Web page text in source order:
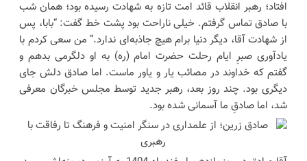
افتاد؛ رهبر انقلاب قائد امت تازه به شهادت رسیده بود؛ همان شب
با صادق تماس گرفتم. خیلی ناراحت بود پشت خط گفت: “بابا، پس
از شهادت آقا، دیگر دنیا برام هیچ جاذبه‌ای ندارد.” من سعی کردم با
یادآوری صبرِ ایام رحلت حضرت امام (ره) به او دلگرمی بدهم و
گفتم که خداوند در مصائب یار و یاور ماست. اما صادق دلش جای
دیگری بود. چند روز بعد، رهبر جدید توسط مجلس خبرگان معرفی
شد، اما صادقِ ما آسمانی شده بود.